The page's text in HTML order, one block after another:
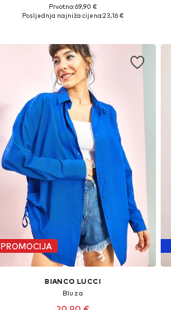
Dostupne veličine: XS, S, M, L
Prvotno: 69,90 €
Posljednja najniža cijena:23,16 €
PROMOCIJA
BIANCO LUCCI
Bluza